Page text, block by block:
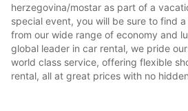
herzegovina/mostar as part of a
special event, you will be sure to find
from our wide range of economy and
global leader in car rental, we pride
world class service, offering flexible
rental, all at great prices with no